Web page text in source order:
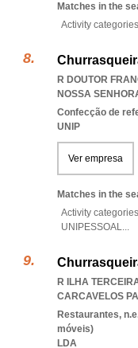
Matches in the
Activity
R DOUTOR
NOSSA
Confecção de
UNIP
Ver empresa
Matches in the
Activity
UNIPESSOAL...
R ILHA
CARCAVELOS
Restaurantes,
móveis)
LDA